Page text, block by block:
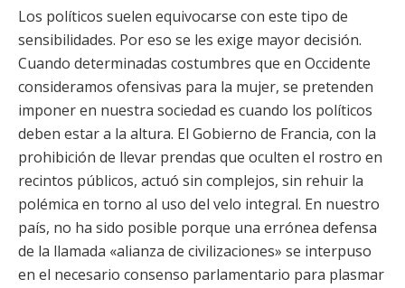
Los políticos suelen equivocarse con este tipo de
sensibilidades. Por eso se les exige mayor decisión.
Cuando determinadas costumbres que en Occidente
consideramos ofensivas para la mujer, se pretenden
imponer en nuestra sociedad es cuando los políticos
deben estar a la altura. El Gobierno de Francia, con la
prohibición de llevar prendas que oculten el rostro en
recintos públicos, actuó sin complejos, sin rehuir la
polémica en torno al uso del velo integral. En nuestro
país, no ha sido posible porque una errónea defensa
de la llamada «alianza de civilizaciones» se interpuso
en el necesario consenso parlamentario para plasmar